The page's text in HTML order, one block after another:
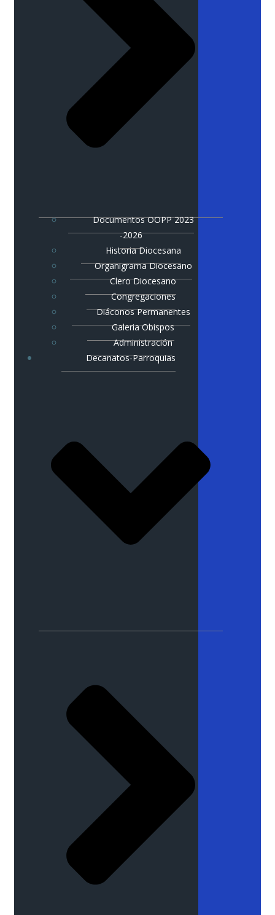
Documentos OOPP 2023
-2026
Historia Diocesana
Organigrama Diocesano
Clero Diocesano
Congregaciones
Diáconos Permanentes
Galeria Obispos
Administración
Decanatos-Parroquias